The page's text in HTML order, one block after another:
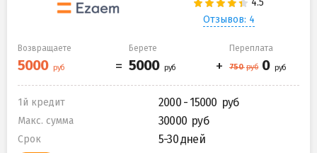
Отзывов: 4
Возвращаете Берете Переплата
1й кредит 2000 - 15000
Макс. сумма 30000
Срок 5-30 дней